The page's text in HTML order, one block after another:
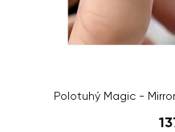
Polotuhý Magic -